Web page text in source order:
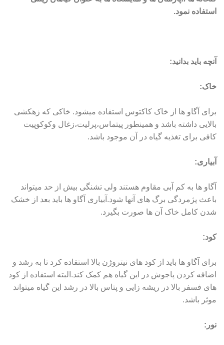
استفاده نمود.
آنچه باید بدانید:
خاک:
برای آگاو ها از خاک کاکتوس استفاده میشود. خاکی که زهکشی
بالایی داشته باشد و همینطور پیتماس،پرلیت،زغال وکوکوپیت
کافی برای تغذیه گیاه در آن موجود باشد.
آبیاری:
آگاو ها به کم آبی مقاوم هستند ولی تشنگی بیش از حد میتواند
باعث پژمردگی برگ های آنها شود.آبیاری آگاو ها باید بعد از خشک
شدن کامل خاک آن ها صورت بگیرد.
کود:
برای آگاو ها باید از کود های نیتروژن بالا استفاده کرد تا به رشد و
اضافه کردن پاجوش در این گیاه هم کمک کند.البته استفاده از کود
های فسفر بالا در ریشه زایی و پتاس بالا در رشد این گیاه میتواند
موثر باشد.
نور: